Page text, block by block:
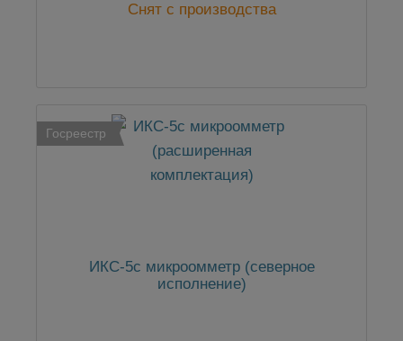
Снят с производства
Госреестр
ИКС-5с микроомметр (северное
исполнение)